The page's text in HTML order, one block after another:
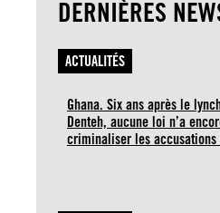
DERNIÈRES
ACTUALITÉS
Ghana. Six ans après le
Denteh, aucune loi n’a
criminaliser les